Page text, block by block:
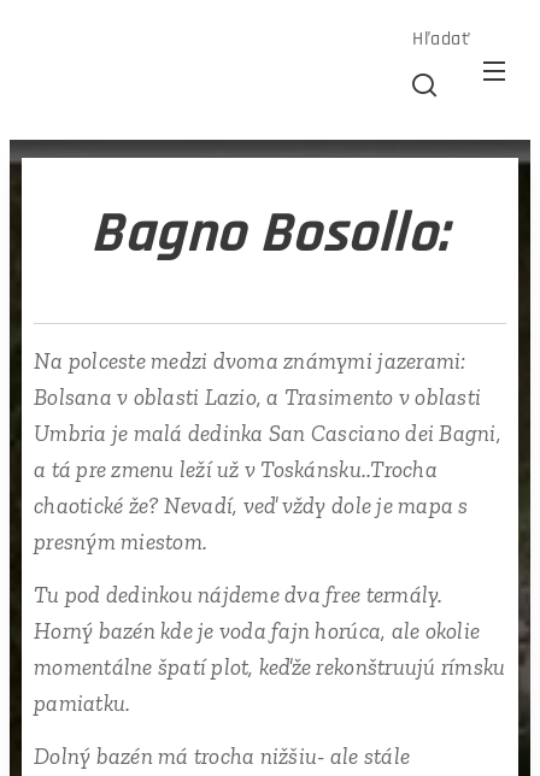
Hľadať
Bagno Bosollo:
Na polceste medzi dvoma známymi jazerami:
Bolsana v oblasti Lazio, a Trasimento v oblasti
Umbria je malá dedinka San Casciano dei Bagni,
a tá pre zmenu leží už v Toskánsku..Trocha
chaotické že? Nevadí, veď vždy dole je mapa s
presným miestom.
Tu pod dedinkou nájdeme dva free termály.
Horný bazén kde je voda fajn horúca, ale okolie
momentálne špatí plot, keďže rekonštruujú rímsku
pamiatku.
Dolný bazén má trocha nižšiu- ale stále